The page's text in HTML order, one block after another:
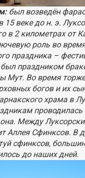
был возведён
15 веке до н. э.
в 2 километрах от
роль во
праздника –
праздником
Мут. Во время
богов и их
храма в
проводилась
Между
Аллея Сфинксов. В
сфинксов,
до наших дней.